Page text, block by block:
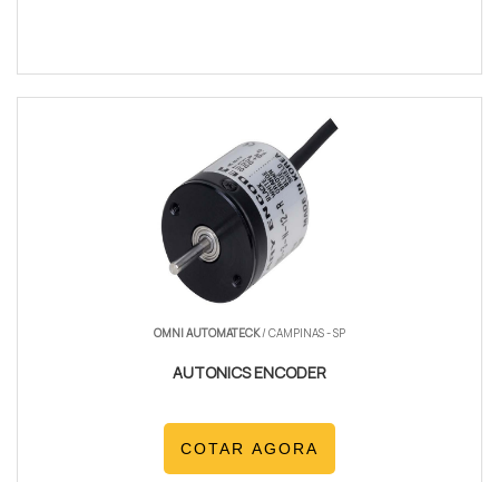
OMNI AUTOMATECK/ CAMPINAS - SP
AUTONICS ENCODER
COTAR AGORA